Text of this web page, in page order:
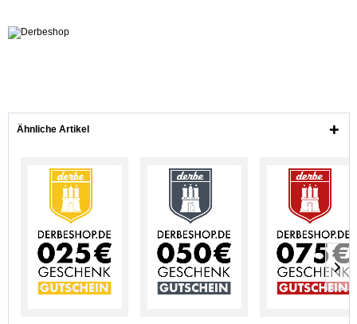
Ähnliche Artikel